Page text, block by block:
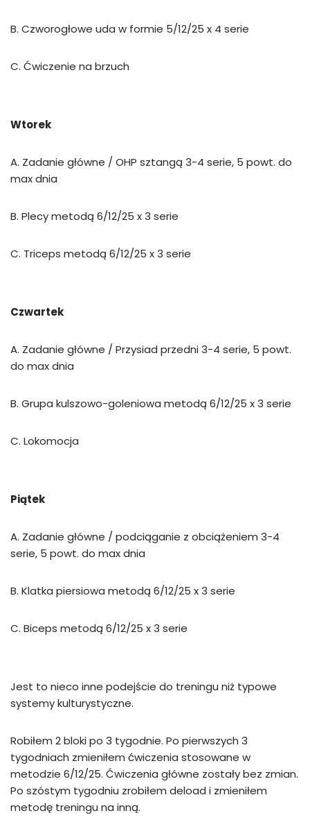
B. Czworogłowe uda w formie 5/12/25 x 4 serie
C. Ćwiczenie na brzuch
Wtorek
A. Zadanie główne / OHP sztangą 3-4 serie, 5 powt. do
max dnia
B. Plecy metodą 6/12/25 x 3 serie
C. Triceps metodą 6/12/25 x 3 serie
Czwartek
A. Zadanie główne / Przysiad przedni 3-4 serie, 5 powt.
do max dnia
B. Grupa kulszowo-goleniowa metodą 6/12/25 x 3 serie
C. Lokomocja
Piątek
A. Zadanie główne / podciąganie z obciążeniem 3-4
serie, 5 powt. do max dnia
B. Klatka piersiowa metodą 6/12/25 x 3 serie
C. Biceps metodą 6/12/25 x 3 serie
Jest to nieco inne podejście do treningu niż typowe
systemy kulturystyczne.
Robiłem 2 bloki po 3 tygodnie. Po pierwszych 3
tygodniach zmieniłem ćwiczenia stosowane w
metodzie 6/12/25. Ćwiczenia główne zostały bez zmian.
Po szóstym tygodniu zrobiłem deload i zmieniłem
metodę treningu na inną.